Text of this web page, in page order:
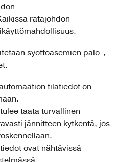
ratajohdon
syöttöasemien palo-,
tilatiedot on
taata turvallinen
jännitteen kytkentä, jos
ovat nähtävissä